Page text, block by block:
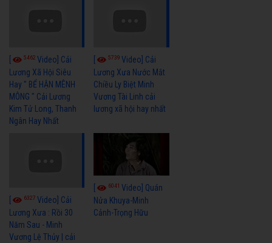
5462 Video] Cải
Lương Xã Hội Siêu
Hay " BỂ HẬN MÊNH
MÔNG " Cải Lương
Kim Tử Long, Thanh
Ngân Hay Nhất
5739Video] Cải
Lương Xưa Nước Mắt
Chiều Ly Biệt Minh
Vương Tài Linh cải
lương xã hội hay nhất
6327 Video] Cải
Lương Xưa : Rồi 30
Năm Sau - Minh
Vương Lệ Thủy | cải
6041Video] Quán
Nửa Khuya-Minh
Cảnh-Trọng Hữu